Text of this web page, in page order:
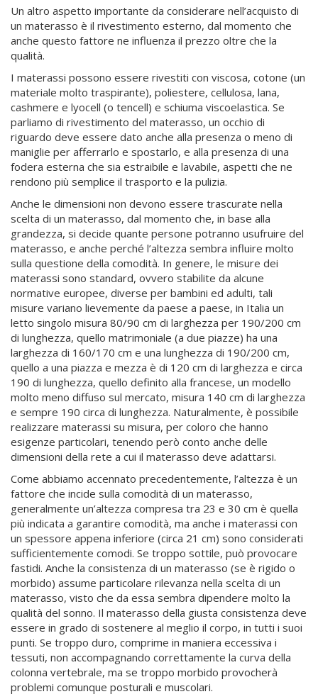
Un altro aspetto importante da considerare nell’acquisto di
un materasso è il rivestimento esterno, dal momento che
anche questo fattore ne influenza il prezzo oltre che la
qualità.
I materassi possono essere rivestiti con viscosa, cotone (un
materiale molto traspirante), poliestere, cellulosa, lana,
cashmere e lyocell (o tencell) e schiuma viscoelastica. Se
parliamo di rivestimento del materasso, un occhio di
riguardo deve essere dato anche alla presenza o meno di
maniglie per afferrarlo e spostarlo, e alla presenza di una
fodera esterna che sia estraibile e lavabile, aspetti che ne
rendono più semplice il trasporto e la pulizia.
Anche le dimensioni non devono essere trascurate nella
scelta di un materasso, dal momento che, in base alla
grandezza, si decide quante persone potranno usufruire del
materasso, e anche perché l’altezza sembra influire molto
sulla questione della comodità. In genere, le misure dei
materassi sono standard, ovvero stabilite da alcune
normative europee, diverse per bambini ed adulti, tali
misure variano lievemente da paese a paese, in Italia un
letto singolo misura 80/90 cm di larghezza per 190/200 cm
di lunghezza, quello matrimoniale (a due piazze) ha una
larghezza di 160/170 cm e una lunghezza di 190/200 cm,
quello a una piazza e mezza è di 120 cm di larghezza e circa
190 di lunghezza, quello definito alla francese, un modello
molto meno diffuso sul mercato, misura 140 cm di larghezza
e sempre 190 circa di lunghezza. Naturalmente, è possibile
realizzare materassi su misura, per coloro che hanno
esigenze particolari, tenendo però conto anche delle
dimensioni della rete a cui il materasso deve adattarsi.
Come abbiamo accennato precedentemente, l’altezza è un
fattore che incide sulla comodità di un materasso,
generalmente un’altezza compresa tra 23 e 30 cm è quella
più indicata a garantire comodità, ma anche i materassi con
un spessore appena inferiore (circa 21 cm) sono considerati
sufficientemente comodi. Se troppo sottile, può provocare
fastidi. Anche la consistenza di un materasso (se è rigido o
morbido) assume particolare rilevanza nella scelta di un
materasso, visto che da essa sembra dipendere molto la
qualità del sonno. Il materasso della giusta consistenza deve
essere in grado di sostenere al meglio il corpo, in tutti i suoi
punti. Se troppo duro, comprime in maniera eccessiva i
tessuti, non accompagnando correttamente la curva della
colonna vertebrale, ma se troppo morbido provocherà
problemi comunque posturali e muscolari.